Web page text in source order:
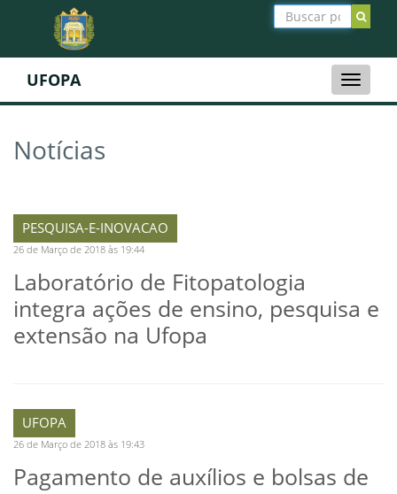
Toggle
UFOPA
Notícias
PESQUISA-E-INOVACAO
26 de Março de 2018 às 19:44
Laboratório de Fitopatologia
integra ações de ensino, pesquisa e
extensão na Ufopa
UFOPA
26 de Março de 2018 às 19:43
Pagamento de auxílios e bolsas de